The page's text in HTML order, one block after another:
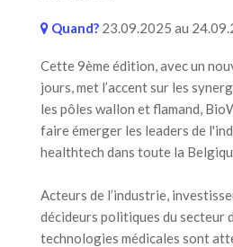
Quand? 23.09.2025 au
Cette 9ème édition, avec un
jours, met l’accent sur les
les pôles wallon et flamand,
faire émerger les leaders de
healthtech dans toute la
Acteurs de l’industrie,
décideurs politiques du secteur
technologies médicales sont